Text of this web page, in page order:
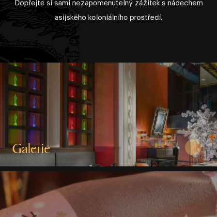
Dopřejte si sami nezapomenutelný zážitek s nádechem
asijského koloniálního prostředí.
Galerie